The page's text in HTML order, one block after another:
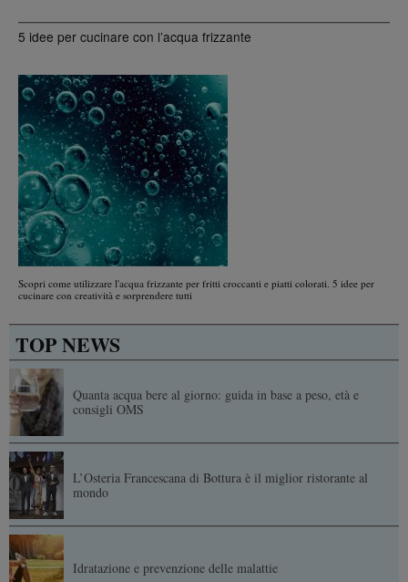
5 idee per cucinare con l’acqua frizzante
Scopri come utilizzare l'acqua frizzante per fritti croccanti e piatti colorati. 5 idee per
cucinare con creatività e sorprendere tutti
TOP NEWS
Quanta acqua bere al giorno: guida in base a peso, età e
consigli OMS
L’Osteria Francescana di Bottura è il miglior ristorante al
mondo
Idratazione e prevenzione delle malattie